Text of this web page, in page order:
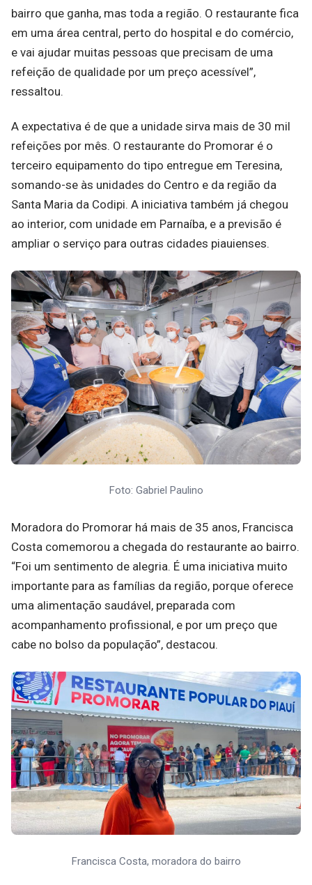
bairro que ganha, mas toda a região. O restaurante fica
em uma área central, perto do hospital e do comércio,
e vai ajudar muitas pessoas que precisam de uma
refeição de qualidade por um preço acessível”,
ressaltou.
A expectativa é de que a unidade sirva mais de 30 mil
refeições por mês. O restaurante do Promorar é o
terceiro equipamento do tipo entregue em Teresina,
somando-se às unidades do Centro e da região da
Santa Maria da Codipi. A iniciativa também já chegou
ao interior, com unidade em Parnaíba, e a previsão é
ampliar o serviço para outras cidades piauienses.
Foto: Gabriel Paulino
Moradora do Promorar há mais de 35 anos, Francisca
Costa comemorou a chegada do restaurante ao bairro.
“Foi um sentimento de alegria. É uma iniciativa muito
importante para as famílias da região, porque oferece
uma alimentação saudável, preparada com
acompanhamento profissional, e por um preço que
cabe no bolso da população”, destacou.
Francisca Costa, moradora do bairro